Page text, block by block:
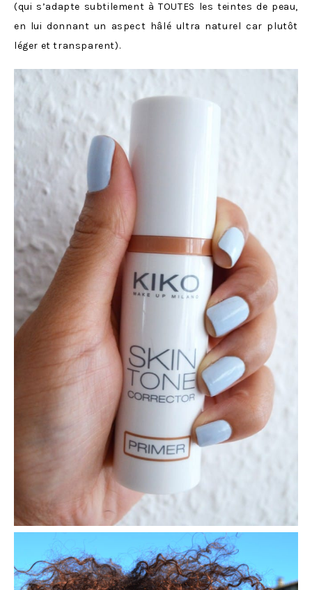
(qui s’adapte subtilement à TOUTES les teintes de peau,
en lui donnant un aspect hâlé ultra naturel car plutôt
léger et transparent).